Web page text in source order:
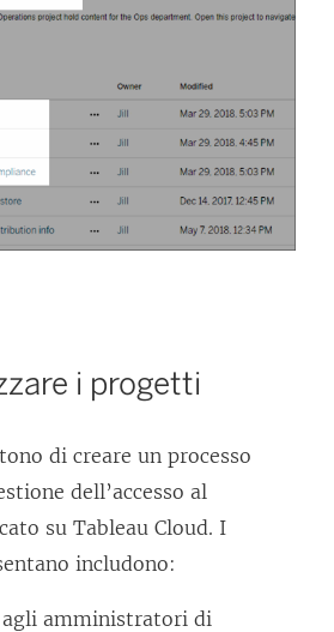
i progetti
di creare un processo
dell’accesso al
su Tableau Cloud. I
includono:
agli amministratori di